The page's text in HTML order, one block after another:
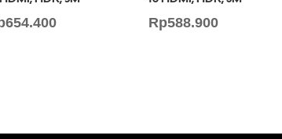
654.400 Rp588.900